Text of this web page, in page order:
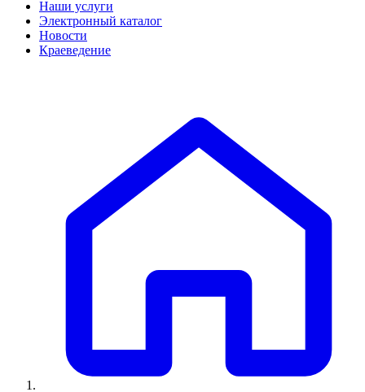
Наши услуги
Электронный каталог
Новости
Краеведение